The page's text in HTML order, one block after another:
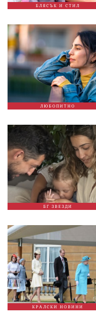
БЛЯСЪК И СТИЛ
ЛЮБОПИТНО
БГ ЗВЕЗДИ
КРАЛСКИ НОВИНИ